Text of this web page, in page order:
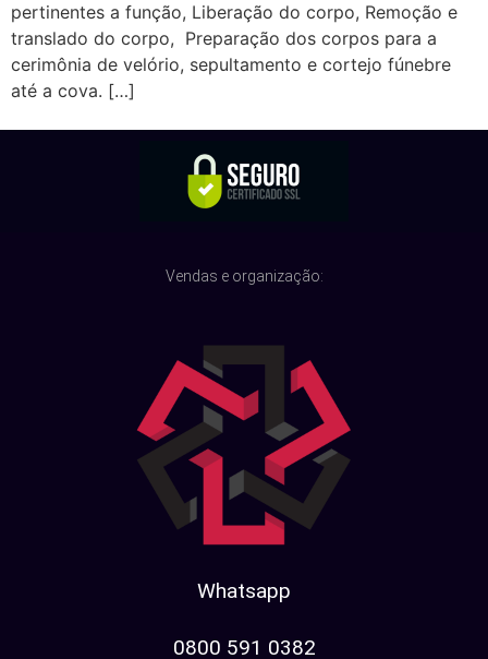
pertinentes a função, Liberação do corpo, Remoção e
translado do corpo, Preparação dos corpos para a
cerimônia de velório, sepultamento e cortejo fúnebre
até a cova. […]
Vendas e organização:
Whatsapp
0800 591 0382​